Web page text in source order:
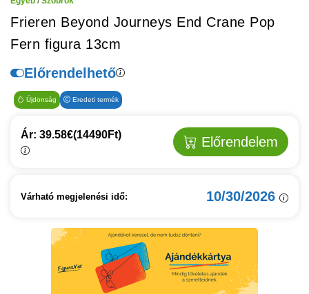
Frieren Beyond Journeys End Crane Pop
Fern figura 13cm
Előrendelhető
Újdonság Eredeti termék
Ár: 39.58€(14490Ft) Előrendelem
Várható megjelenési idő: 10/30/2026